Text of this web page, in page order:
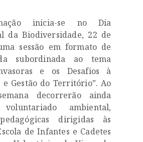
inicia-se no Dia
da Biodiversidade, 22 de
sessão em formato de
subordinada ao tema
e os Desafios à
e Gestão do Território”. Ao
decorrerão ainda
ambiental,
dirigidas às
de Infantes e Cadetes